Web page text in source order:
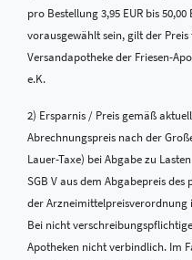
pro Bestellung 3,95 EUR bis
vorausgewählt sein, gilt der
Versandapotheke der Friesen-
e.K.
2) Ersparnis / Preis gemäß
Abrechnungspreis nach der
Lauer-Taxe) bei Abgabe zu
SGB V aus dem Abgabepreis
der Arzneimittelpreisverordnung
Bei nicht
Apotheken nicht verbindlich. Im